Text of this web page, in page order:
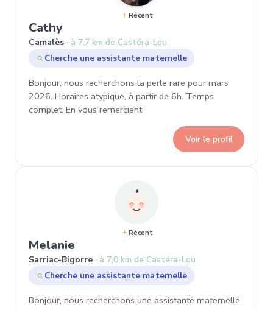
Récent
Cathy, Demande de garde à Camalès
Camalès
à 7,7 km de Castéra-Lou
Cherche une assistante maternelle
Bonjour, nous recherchons la perle rare pour mars
2026. Horaires atypique, à partir de 6h. Temps
complet. En vous remerciant
Voir le profil
Récent
Melanie
Sarriac-Bigorre
à 7,0 km de Castéra-Lou
Cherche une assistante maternelle
Bonjour, nous recherchons une assistante maternelle